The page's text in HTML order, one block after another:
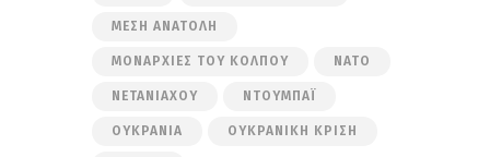
ΜΈΣΗ ΑΝΑΤΟΛΉ
ΜΟΝΑΡΧΊΕΣ ΤΟΥ ΚΌΛΠΟΥ ΝΑΤΟ
ΝΕΤΑΝΙΆΧΟΥ ΝΤΟΥΜΠΆΙ
ΟΥΚΡΑΝΊΑ ΟΥΚΡΑΝΙΚΉ ΚΡΊΣΗ